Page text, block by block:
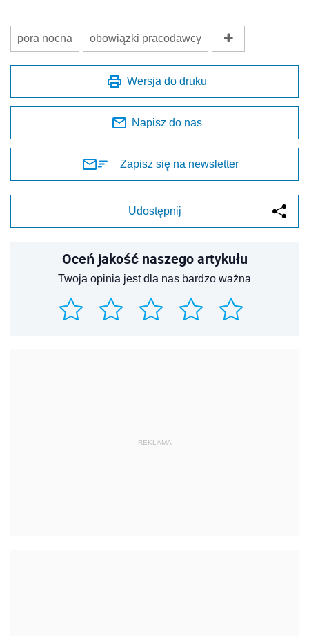
pora nocna obowiązki pracodawcy
Wersja do druku
Napisz do nas
Zapisz się na newsletter
Udostępnij
Oceń jakość naszego artykułu
Twoja opinia jest dla nas bardzo ważna
REKLAMA